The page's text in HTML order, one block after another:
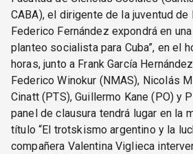
CABA), el dirigente de la juventud de
Federico Fernández expondrá en
planteo socialista para Cuba”, en el
horas, junto a Frank García
Federico Winokur (NMAS), Nicolás
Cinatt (PTS), Guillermo Kane (PO) y
panel de clausura tendrá lugar en la
título “El trotskismo argentino y la
compañera Valentina Viglieca